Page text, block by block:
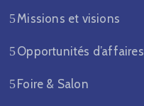
Missions et visions
Opportunités d’affaires
Foire & Salon